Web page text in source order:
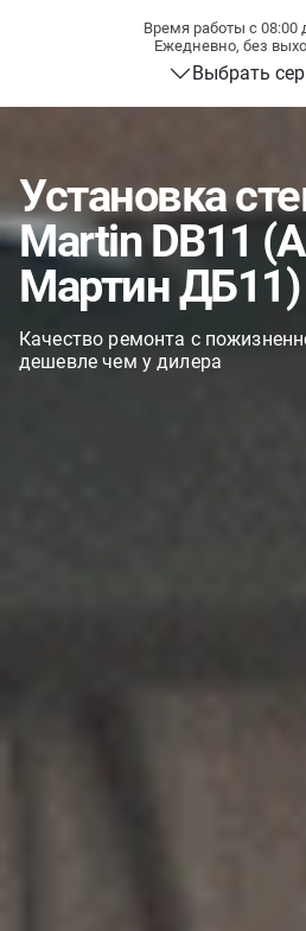
Время работы с 08:00
Ежедневно, без
Выбрать
Установка
Martin DB11
Мартин
Качество ремонта с
дешевле чем у дилера